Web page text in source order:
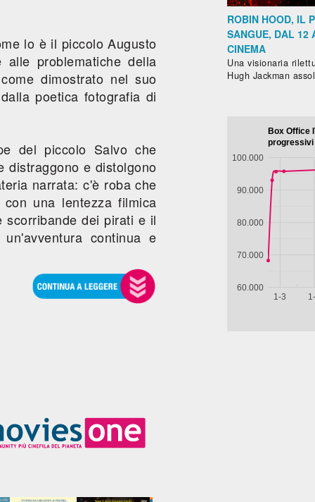
lo è il piccolo Augusto
problematiche della
dimostrato nel suo
poetica fotografia di
del piccolo Salvo che
distraggono e distolgono
narrata: c'è roba che
una lentezza filmica
dei pirati e il
continua e
ROBIN HOOD, IL
SANGUE, DAL 12
CINEMA
Una visionaria
Hugh Jackman